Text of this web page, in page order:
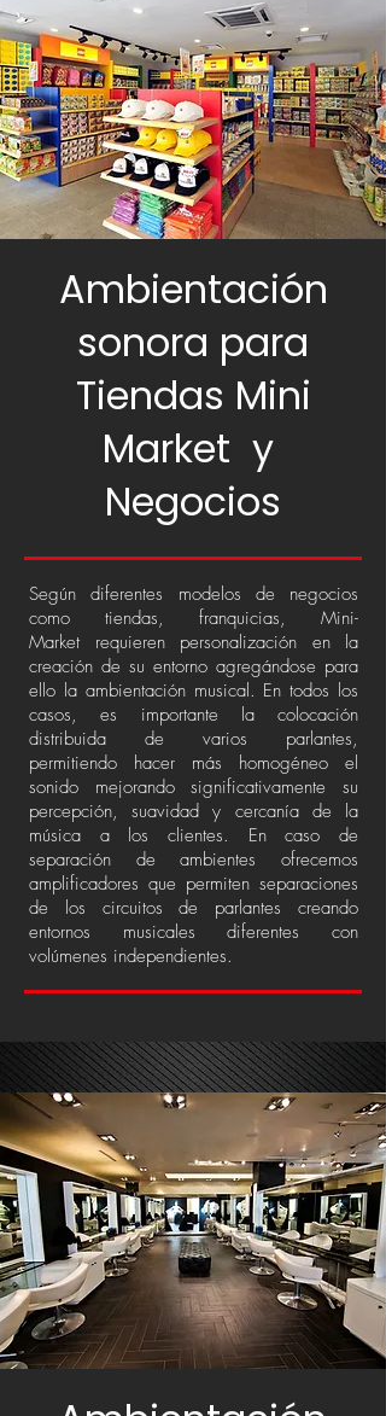
Ambientación
sonora para
Tiendas Mini
Market y
Negocios
Según diferentes modelos de negocios
como tiendas, franquicias, Mini-
Market requieren personalización en la
creación de su entorno agregándose para
ello la ambientación musical. En todos los
casos, es importante la colocación
distribuida de varios parlantes,
permitiendo hacer más homogéneo el
sonido mejorando significativamente su
percepción, suavidad y cercanía de la
música a los clientes. En caso de
separación de ambientes ofrecemos
amplificadores que permiten separaciones
de los circuitos de parlantes creando
entornos musicales diferentes con
volúmenes independientes.